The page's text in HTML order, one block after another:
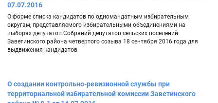
07.07.2016
О форме списка кандидатов по одномандатным избирательным
округам, представляемого избирательными объединениями на
выборах депутатов Собраний депутатов сельских поселений
Заветинского района четвертого созыва 18 сентября 2016 года для
выдвижения кандидатов
О создании контрольно-ревизионной службы при
территориальной избирательной комиссии Заветинского